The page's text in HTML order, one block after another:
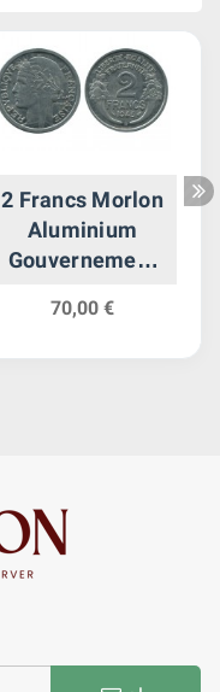
2 Francs Morlon
Aluminium
Gouvernement
70,00 €